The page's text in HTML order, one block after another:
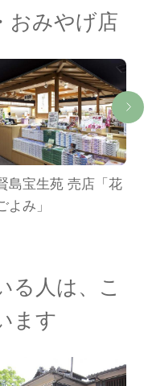
おみやげ店
島宝生苑 売店「花
よみ」
る人は、こ
ます